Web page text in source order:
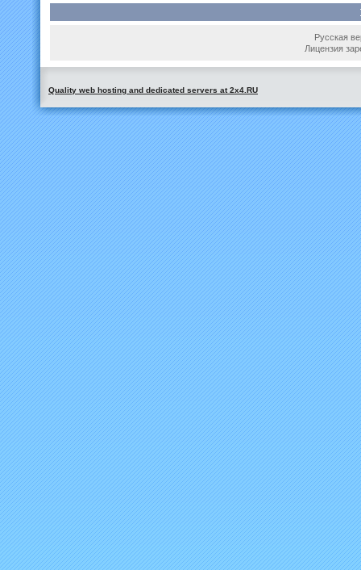
Русская
Лицензия
Quality web hosting and dedicated servers at 2x4.RU